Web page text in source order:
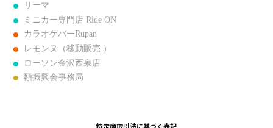
リーマ
ミニカー専門店 Ride ON
カラオケバーRupan
レモンヌ（移動販売 ）
ローソン金沢西泉店
額振興会事務局